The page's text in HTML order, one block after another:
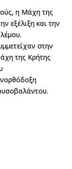
η Μάχη της
εξέλιξη και την
στην
της Κρήτης